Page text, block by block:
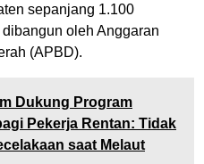
sepanjang 1.100
oleh Anggaran
(APBD).
Dukung Program
Pekerja Rentan: Tidak
saat Melaut